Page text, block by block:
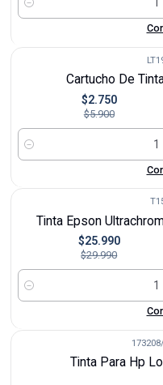
Cantidad
Cartucho De
$2.750
$5.900
Cantidad
Tinta Epson
$25.990
$29.990
Cantidad
Tinta Para Hp